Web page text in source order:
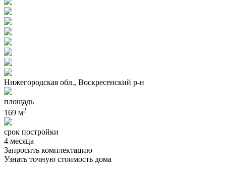
Нижегородская обл., Воскресенский р-н
площадь
169 м2
срок постройки
4 месяца
Запросить комплектацию
Узнать точную стоимость дома